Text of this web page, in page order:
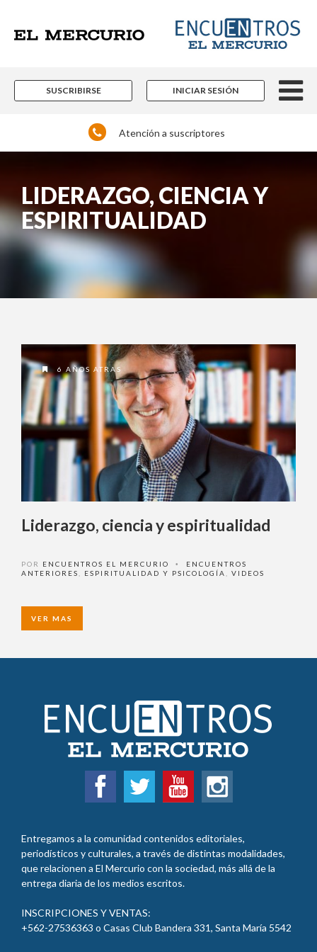
SUSCRIBIRSE INICIAR SESIÓN
Atención a suscriptores
LIDERAZGO, CIENCIA Y
ESPIRITUALIDAD
6 AÑOS ATRAS
Liderazgo, ciencia y espiritualidad
POR ENCUENTROS EL MERCURIO •
ENCUENTROS
ANTERIORES
ESPIRITUALIDAD Y PSICOLOGÍA VIDEOS
VER MAS
Entregamos a la comunidad contenidos editoriales,
periodísticos y culturales, a través de distintas modalidades,
que relacionen a El Mercurio con la sociedad, más allá de la
entrega diaria de los medios escritos.
INSCRIPCIONES Y VENTAS:
+562-27536363 o Casas Club Bandera 331, Santa María 5542